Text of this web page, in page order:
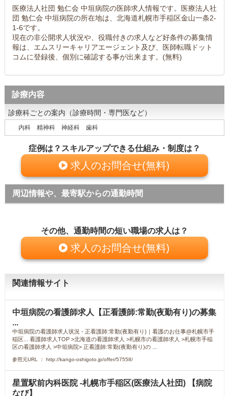
医療法人社団 勉仁会 中垣病院の医師求人情報です。医療法人社
団 勉仁会 中垣病院の所在地は、北海道札幌市手稲区金山一条2-
1-6です。
現在の非公開求人状況や、役職付きの求人など好条件の募集情
報は、エムスリーキャリアエージェント及び、医師転職ドット
コムに登録後、個別に確認する事が出来ます。(無料)
診療内容
診療科ごとの案内（診療時間・専門医など）
内科 精神科 神経科 歯科
症例は？スキルアップできる仕組み・制度は？
求人のお問合せ(無料)
周辺情報や、最寄駅からの通勤時間
その他、通勤時間の短い職場の求人は？
求人のお問合せ(無料)
関連情報サイト
中垣病院の看護師求人【正看護師:常勤(夜勤有り)の募集
...
中垣病院の看護師求人状況 - 正看護師:常勤(夜勤有り)｜看護のお仕事@札幌市手
稲区... 看護師求人TOP >北海道の看護師求人 >札幌市の看護師求人 >札幌市手稲
区の看護師求人 >中垣病院> 正看護師:常勤(夜勤有り)の ...
参照元URL ： http://kango-oshigoto.jp/offer/57558/
星置駅前内科医院 -札幌市手稲区(医療法人社団) 【病院
なび】